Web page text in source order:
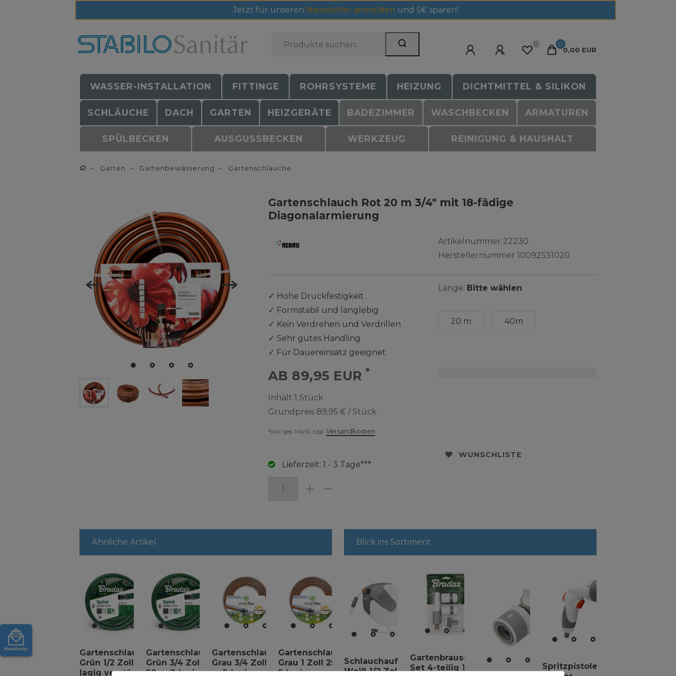
Jetzt für unseren Newsletter anmelden und 5€ sparen!
0
0
0,00 EUR
WASSER-INSTALLATION FITTINGE ROHRSYSTEME HEIZUNG DICHTMITTEL & SILIKON
SCHLÄUCHE DACH GARTEN HEIZGERÄTE BADEZIMMER WASCHBECKEN ARMATUREN
SPÜLBECKEN AUSGUSSBECKEN WERKZEUG REINIGUNG & HAUSHALT
Garten Gartenbewässerung Gartenschläuche
Gartenschlauch Rot 20 m 3/4" mit 18-fädige
Diagonalarmierung
Artikelnummer 22230
Herstellernummer10092531020
✓ Hohe Druckfestigkeit
✓ Formstabil und langlebig
✓ Kein Verdrehen und Verdrillen
✓ Sehr gutes Handling
✓ Für Dauereinsatz geeignet
Länge: Bitte wählen
20 m 40m
AB 89,95 EUR*
Inhalt 1 Stück
Grundpreis 89,95 € / Stück
*inkl. ges. MwSt. zzgl. Versandkosten
Lieferzeit: 1 - 3 Tage***
WUNSCHLISTE
Ähnliche Artikel
Gartenschlauch
Grün 1/2 Zoll 3-
lagig verstärkt
Gartenschlauch
Grün 3/4 Zoll
20 m 3-lagig
Gartenschlauch
Grau 3/4 Zoll 50
m 5-lagig
Gartenschlauch
Grau 1 Zoll 25 m
5-lagig
Blick ins Sortiment
Schlauchaufroller
Weiß 1/2 Zoll 35
Gartenbrause
Set 4-teilig 1/2" /
Spritzpistole mit 7